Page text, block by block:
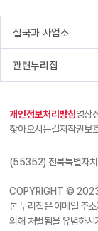
실국과 사업소
관련누리집
개인정보처리방침영상
찾아오시는길저작권보
(55352) 전북특별자치
COPYRIGHT ©
본 누리집은 이메일 주
의해 처벌됨을 유념하시